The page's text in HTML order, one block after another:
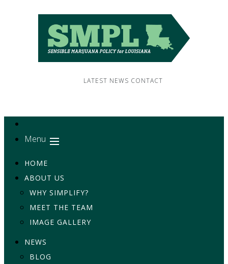
LATEST NEWS CONTACT
Menu
HOME
ABOUT US
WHY SIMPLIFY?
MEET THE TEAM
IMAGE GALLERY
NEWS
BLOG